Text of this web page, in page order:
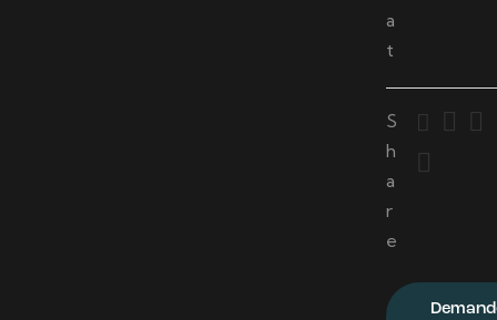
a
t
S
h
a
r
e